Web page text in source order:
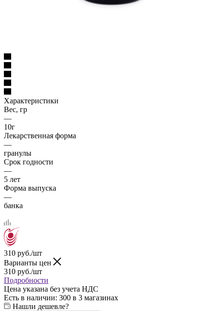
Характеристики
Вес, гр
—
10г
Лекарственная форма
—
гранулы
Срок годности
—
5 лет
Форма выпуска
—
банка
310 руб./шт
Варианты цен
310 руб./шт
Подробности
Цена указана без учета НДС
Есть в наличии: 300 в 3 магазинах
Нашли дешевле?